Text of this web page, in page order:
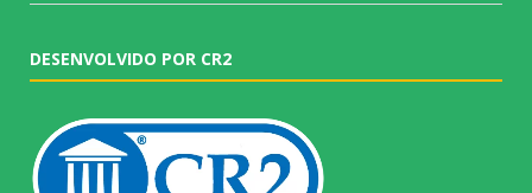
DESENVOLVIDO POR CR2